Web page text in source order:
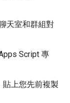
天室和群組對
Script 專
貼上您先前複製